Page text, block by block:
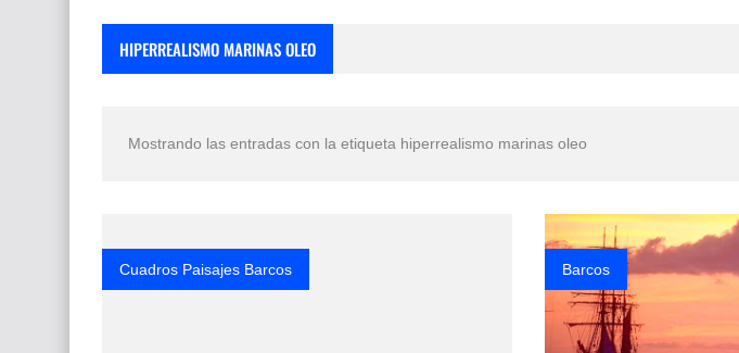
Fotos Artísticas de las Actrices de Hollywood Más Bellas del Mundo
Que significan los cuadros de negras africanas?
HIPERREALISMO MARINAS OLEO
Mostrando las entradas con la etiqueta hiperrealismo marinas oleo
Cuadros Paisajes Barcos Barcos